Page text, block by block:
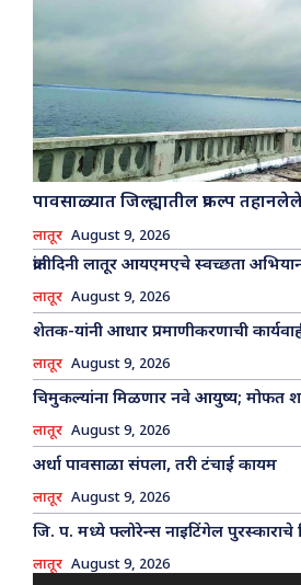
पावसाळ्यात जिल्ह्यातील प्रकल्प
लातूर August 9, 2026
क्रांतीदिनी लातूर आयएमएचे स्वच्छता
लातूर August 9, 2026
शेतक-यांनी आधार प्रमाणीकरणाची
लातूर August 9, 2026
चिमुकल्यांना मिळणार नवे आयुष्य; मोफत
लातूर August 9, 2026
अर्धा पावसाळा संपला, तरी टंचाई कायम
लातूर August 9, 2026
जि. प. मध्ये फ्लोरेन्स नाइटिंगेल पुरस्काराचे
लातूर August 9, 2026